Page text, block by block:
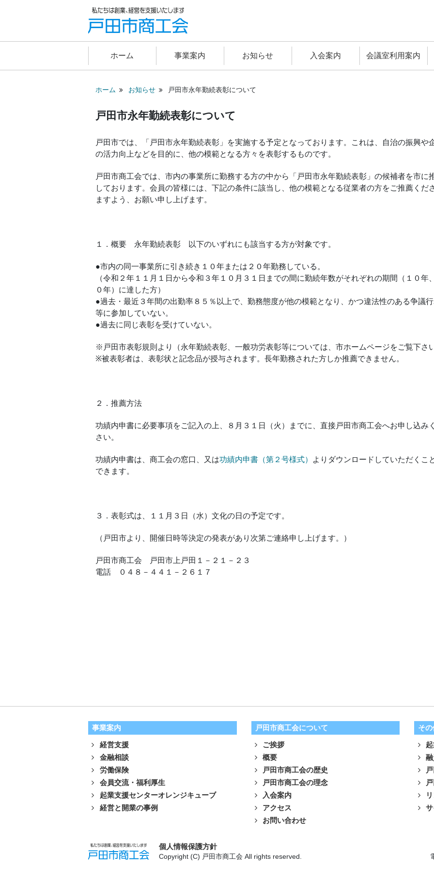
ホーム 事業案内 お知らせ 入会案内 会議室利用案内
ホーム お知らせ 戸田市永年勤続表彰について
戸田市永年勤続表彰について
戸田市では、「戸田市永年勤続表彰」を実施する予定となっております。これは、自治の振興や
の活力向上などを目的に、他の模範となる方々を表彰するものです。
戸田市商工会では、市内の事業所に勤務する方の中から「戸田市永年勤続表彰」の候補者を市に
しております。会員の皆様には、下記の条件に該当し、他の模範となる従業者の方をご推薦くだ
ますよう、お願い申し上げます。
１．概要 永年勤続表彰 以下のいずれにも該当する方が対象です。
●市内の同一事業所に引き続き１０年または２０年勤務している。
（令和２年１１月１日から令和３年１０月３１日までの間に勤続年数がそれぞれの期間（１０年
０年）に達した方）
●過去・最近３年間の出勤率８５％以上で、勤務態度が他の模範となり、かつ違法性のある争議
等に参加していない。
●過去に同じ表彰を受けていない。
※戸田市表彰規則より（永年勤続表彰、一般功労表彰等については、市ホームページをご覧下さ
※被表彰者は、表彰状と記念品が授与されます。長年勤務された方しか推薦できません。
２．推薦方法
功績内申書に必要事項をご記入の上、８月３１日（火）までに、直接戸田市商工会へお申し込み
さい。
功績内申書は、商工会の窓口、又は功績内申書（第２号様式）
よりダウンロードしていただくこ
できます。
３．表彰式は、１１月３日（水）文化の日の予定です。
（戸田市より、開催日時等決定の発表があり次第ご連絡申し上げます。）
戸田市商工会 戸田市上戸田１－２１－２３
電話 ０４８－４４１－２６１７
事業案内
経営支援
金融相談
労働保険
会員交流・福利厚生
起業支援センターオレンジキューブ
経営と開業の事例
戸田市商工会について
ご挨拶
概要
戸田市商工会の歴史
戸田市商工会の理念
入会案内
アクセス
お問い合わせ
そ
個人情報保護方針
Copyright (C) 戸田市商工会 All rights reserved.